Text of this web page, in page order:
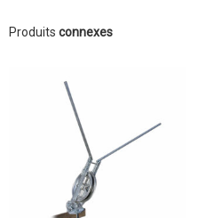
Produits connexes